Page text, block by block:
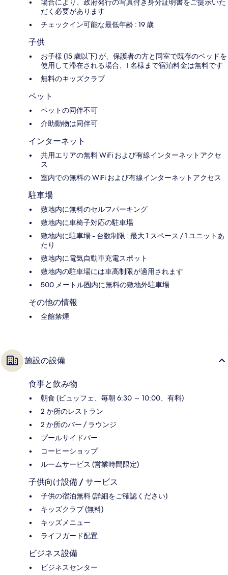
場合により、政府発行の写真付き身分証明書をご提示いた
だく必要があります
チェックイン可能な最低年齢 : 19 歳
子供
お子様 (15 歳以下) が、保護者の方と同室で既存のベッドを
使用して滞在される場合、1 名様まで宿泊料金は無料です
無料のキッズクラブ
ペット
ペットの同伴不可
介助動物は同伴可
インターネット
共用エリアの無料 WiFi および有線インターネットアクセ
ス
室内での無料の WiFi および有線インターネットアクセス
駐車場
敷地内に無料のセルフパーキング
敷地内に車椅子対応の駐車場
敷地内に駐車場 - 台数制限 : 最大 1 スペース / 1 ユニットあ
たり
敷地内に電気自動車充電スポット
敷地内の駐車場には車高制限が適用されます
500 メートル圏内に無料の敷地外駐車場
その他の情報
全館禁煙
施設の設備
食事と飲み物
朝食 (ビュッフェ、毎朝 6:30 ～ 10:00、有料)
2 か所のレストラン
2 か所のバー / ラウンジ
プールサイドバー
コーヒーショップ
ルームサービス (営業時間限定)
子供向け設備 / サービス
子供の宿泊無料 (詳細をご確認ください)
キッズクラブ (無料)
キッズメニュー
ライフガード配置
ビジネス設備
ビジネスセンター